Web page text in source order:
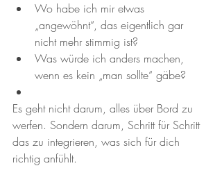
Wo habe ich mir etwas
„angewöhnt“, das eigentlich gar
nicht mehr stimmig ist?
Was würde ich anders machen,
wenn es kein „man sollte“ gäbe?
Es geht nicht darum, alles über Bord zu
werfen. Sondern darum, Schritt für Schritt
das zu integrieren, was sich für dich
richtig anfühlt.